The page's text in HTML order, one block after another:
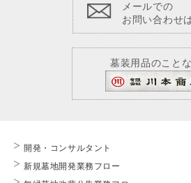
メールでの
お問い合わせ
墓装用品のこと
開発・コンサルタント
新規墓地開発業務フロー